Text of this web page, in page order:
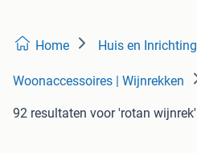
Home Huis en Inrichting
Woonaccessoires | Wijnrekken
92 resultaten voor 'rotan wijnrek'